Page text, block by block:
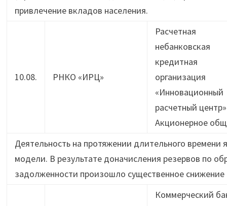
привлечение вкладов населения.
10.08. РНКО «ИРЦ»
Расчетная
небанковская
кредитная
организация
«Инновационный
расчетный центр»
Акционерное
Деятельность на протяжении длительного
модели. В результате доначисления резервов по
задолженности произошло существенное снижение
Коммерческий